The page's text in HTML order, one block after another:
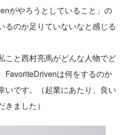
がやろうとしていること」の
るのか足りていないなと感じる
こと西村亮馬がどんな人物でど
FavoriteDrivenは何をするのか
いです。（起業にあたり、良い
ました）